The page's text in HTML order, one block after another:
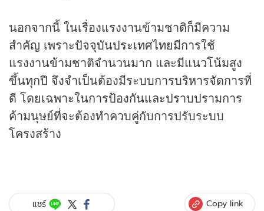
นอกจากนี้ ในเรื่องแรงงานข้ามชาติก็มีความ
สำคัญ เพราะปัจจุบันประเทศไทยมีการใช้
แรงงานข้ามชาติจำนวนมาก และมีแนวโน้มสูง
ขึ้นทุกปี จึงจำเป็นต้องมีระบบการบริหารจัดการที่
ดี โดยเฉพาะในการป้องกันและปราบปรามการ
ค้ามนุษย์ที่จะต้องทำควบคู่กับการปรับระบบ
โครงสร้าง
แชร์ Copy link